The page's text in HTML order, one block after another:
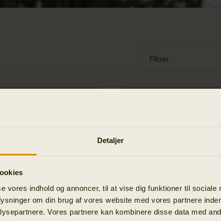
Detaljer
vores indhold og annoncer, til at vise dig funktioner til sociale
om din brug af vores website med vores partnere
Vores partnere kan kombinere disse data med
Filtrer